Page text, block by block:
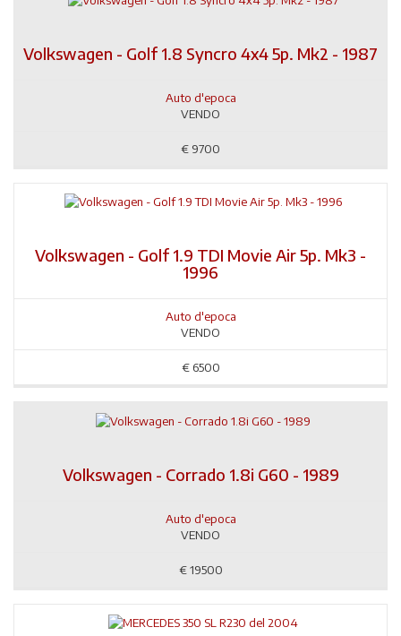
Volkswagen - Golf 1.8 Syncro 4x4 5p. Mk2 - 1987
Auto d'epoca
VENDO
€ 9700
Volkswagen - Golf 1.9 TDI Movie Air 5p. Mk3 -
1996
Auto d'epoca
VENDO
€ 6500
Volkswagen - Corrado 1.8i G60 - 1989
Auto d'epoca
VENDO
€ 19500